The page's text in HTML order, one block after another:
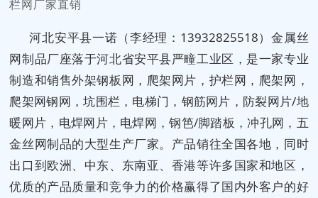
栏网厂家直销
河北安平县一诺（李经理：13932825518）金属丝
网制品厂座落于河北省安平县严疃工业区，是一家专业
制造和销售外架钢板网，爬架网片，护栏网，爬架网，
爬架网钢网，坑围栏，电梯门，钢筋网片，防裂网片/地
暖网片，电焊网片，电焊网，钢笆/脚踏板，冲孔网，五
金丝网制品的大型生产厂家。产品销往全国各地，同时
出口到欧洲、中东、东南亚、香港等许多国家和地区，
优质的产品质量和竞争力的价格赢得了国内外客户的好